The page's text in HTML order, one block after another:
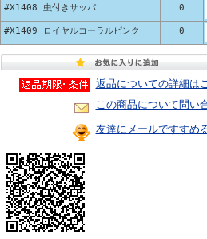
#X1408 虫付きサッパ 0
#X1409 ロイヤルコーラルピンク 0
返品についての詳細は
この商品について問い
友達にメールですすめ